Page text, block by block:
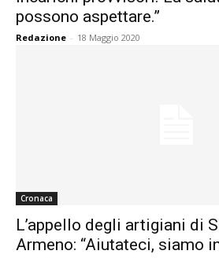
possono aspettare.”
Redazione - 18 Maggio 2020
Cronaca
L’appello degli artigiani di
Armeno: “Aiutateci, siamo